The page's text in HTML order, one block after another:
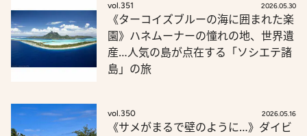
vol.351 2026.05.30
《ターコイズブルーの海に囲まれた楽
園》ハネムーナーの憧れの地、世界遺
産…人気の島が点在する「ソシエテ諸
島」の旅
vol.350 2026.05.16
《サメがまるで壁のように…》ダイビ